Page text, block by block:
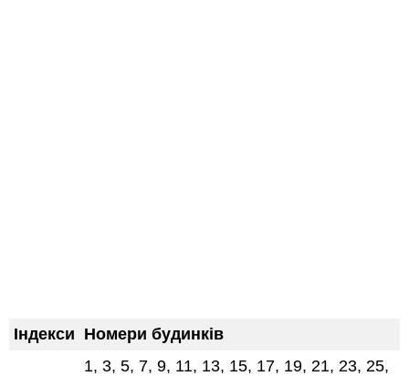
Індекси Номери будинків
1, 3, 5, 7, 9, 11, 13, 15, 17, 19, 21, 23, 25,